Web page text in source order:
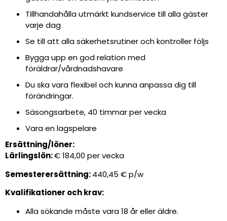
Tillhandahålla utmärkt kundservice till alla gäster
varje dag
Se till att alla säkerhetsrutiner och kontroller följs
Bygga upp en god relation med
föräldrar/vårdnadshavare
Du ska vara flexibel och kunna anpassa dig till
förändringar.
Säsongsarbete, 40 timmar per vecka
Vara en lagspelare
Ersättning/löner:
Lärlingslön:€ 184,00 per vecka
Semesterersättning:440,45 € p/w
Kvalifikationer och krav:
Alla sökande måste vara 18 år eller äldre.